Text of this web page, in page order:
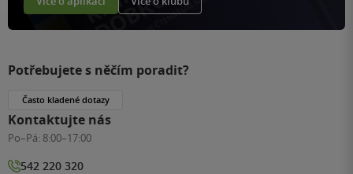
Potřebujete s něčím poradit?
Často kladené dotazy
Kontaktujte nás
Po–Pá: 8:00–17:00
542 220 320